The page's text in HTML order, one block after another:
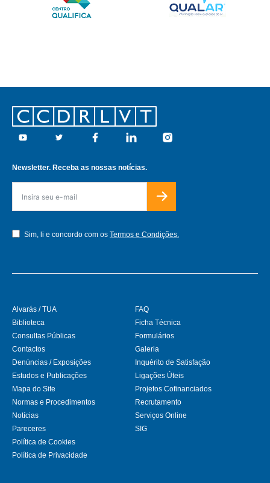
Footer
Youtube Twitter Facebook Linkedin Instagram
Newsletter. Receba as nossas notícias.
Sim, li e concordo com os Termos e Condições.
Alvarás / TUA
Biblioteca
Consultas Públicas
Contactos
Denúncias / Exposições
Estudos e Publicações
FAQ
Ficha Técnica
Formulários
Galeria
Inquérito de Satisfação
Ligações Úteis
Mapa do Site
Normas e Procedimentos
Notícias
Pareceres
Política de Cookies
Política de Privacidade
Projetos Cofinanciados
Recrutamento
Serviços Online
SIG